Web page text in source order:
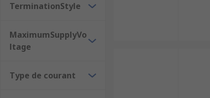
TerminationStyle
MaximumSupplyVo
ltage
Type de courant